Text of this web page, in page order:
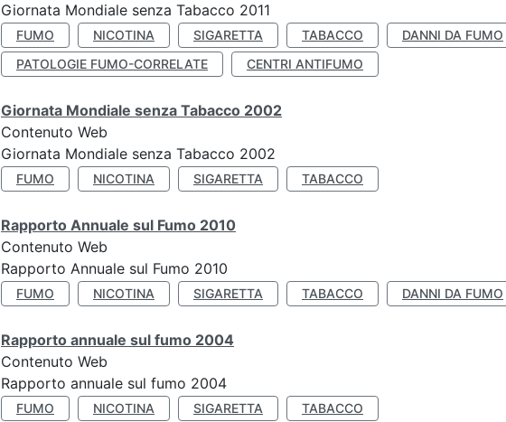
Giornata Mondiale senza Tabacco 2011
FUMO NICOTINA SIGARETTA TABACCO DANNI DA FUMO
PATOLOGIE FUMO-CORRELATE
CENTRI ANTIFUMO
Giornata Mondiale senza Tabacco 2002
Contenuto Web
Giornata Mondiale senza Tabacco 2002
FUMO NICOTINA SIGARETTA TABACCO
Rapporto Annuale sul Fumo 2010
Contenuto Web
Rapporto Annuale sul Fumo 2010
FUMO NICOTINA SIGARETTA TABACCO DANNI DA FUMO
Rapporto annuale sul fumo 2004
Contenuto Web
Rapporto annuale sul fumo 2004
FUMO NICOTINA SIGARETTA TABACCO